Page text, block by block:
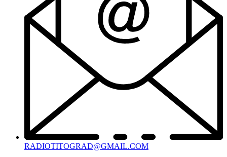
RADIOTITOGRAD@GMAIL.COM